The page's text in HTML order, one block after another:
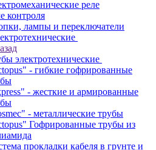
реле
контроля
лампы и переключатели
электротехнические
- гибкие гофрированные
- жесткие и армированные
- металлические трубы
Гофрированные трубы из
прокладки кабеля в грунте и